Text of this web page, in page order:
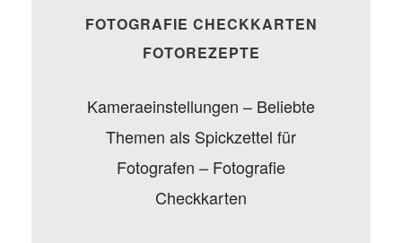
FOTOGRAFIE CHECKKARTEN
FOTOREZEPTE
Kameraeinstellungen – Beliebte
Themen als Spickzettel für
Fotografen – Fotografie
Checkkarten